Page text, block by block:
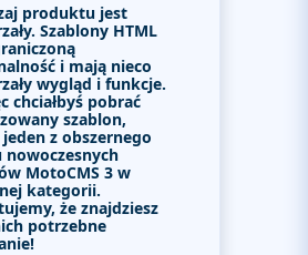
produktu jest
Szablony HTML
i mają nieco
wygląd i funkcje.
chciałbyś pobrać
szablon,
z obszernego
nowoczesnych
MotoCMS 3 w
kategorii.
że znajdziesz
potrzebne